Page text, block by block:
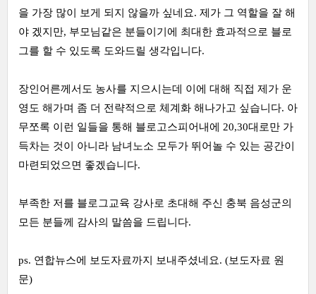
을 가장 많이 보게 되지 않을까 싶네요. 제가 그 역할을 잘 해
야 겠지만, 부모님같은 분들이기에 최대한 효과적으로 블로
그를 할 수 있도록 도와드릴 생각입니다.
장인어른께서도 농사를 지으시는데 이에 대해 직접 제가 운
영도 해가며 좀 더 전략적으로 체계화 해나가고 싶습니다. 아
무쪼록 이런 일들을 통해 블로고스피어내에 20,30대로만 가
득차는 것이 아니라 남녀노소 모두가 뛰어놀 수 있는 공간이
마련되었으면 좋겠습니다.
부족한 저를 블로그교육 강사로 초대해 주신 충북 음성군의
모든 분들께 감사의 말씀을 드립니다.
ps. 연합뉴스에 보도자료까지 보내주셨네요. (보도자료 원
문)